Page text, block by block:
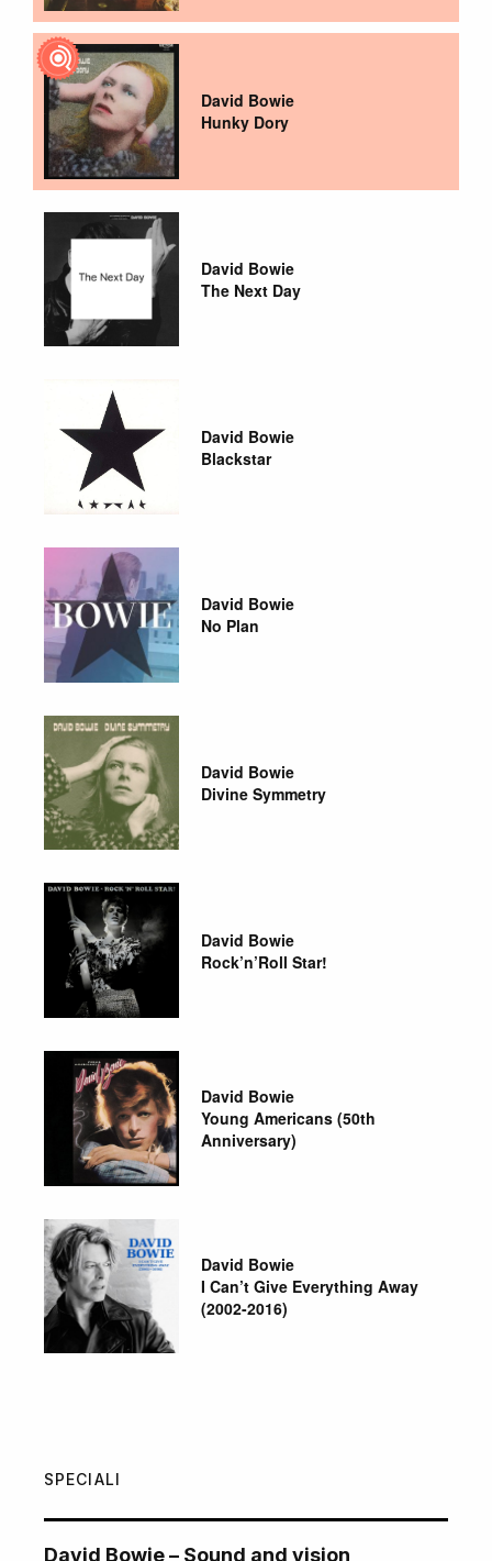
David Bowie
Hunky Dory
David Bowie
The Next Day
David Bowie
Blackstar
David Bowie
No Plan
David Bowie
Divine Symmetry
David Bowie
Rock’n’Roll Star!
David Bowie
Young Americans (50th
Anniversary)
David Bowie
I Can’t Give Everything Away
(2002-2016)
SPECIALI
David Bowie – Sound and vision